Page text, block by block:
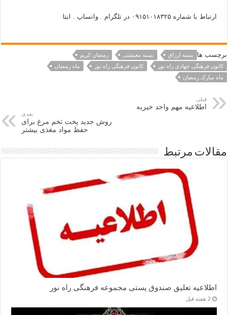
ارتباط با شماره ۰۹۱۵۱۰۱۸۳۲۵ در تلگرام . واتساپ . ایتا
برچسب ها بسته ارزاق بسته معیشتی
رمضان کریم
کانون فرهنگی جهادی راه نور
کانون فرهنگی راه نور
ماه رمضان
ماه مبارک رمضان
قبلی
اطلاعیه مهم واحد خیریه
بعدی
روش جدید پخت تخم مرغ برای
حفظ مواد مغذی بیشتر
مقالات مرتبط
اطلاعیه تعلیق صندوق پستی مجموعه فرهنگی راه نور
2 هفته قبل